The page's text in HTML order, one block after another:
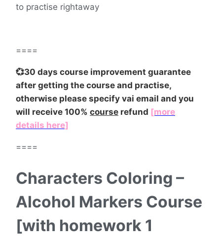
to practise rightaway
====
💞30 days course improvement guarantee
after getting the course and practise,
otherwise please specify vai email and you
will receive 100% course refund [more
details here]
====
Characters Coloring –
Alcohol Markers Course
[with homework 1